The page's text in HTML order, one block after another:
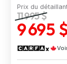
Prix du
11 995 $
9 695